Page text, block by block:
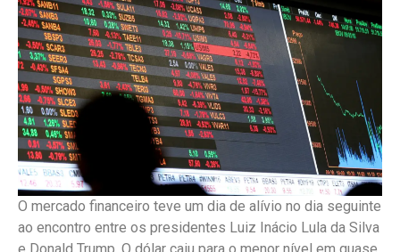
O mercado financeiro teve um dia de alívio no dia seguinte
ao encontro entre os presidentes Luiz Inácio Lula da Silva